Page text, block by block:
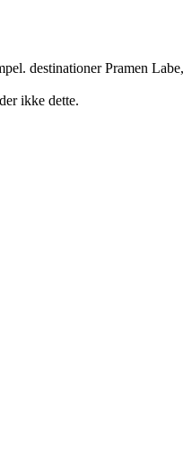
destinationer Pramen
ikke dette.